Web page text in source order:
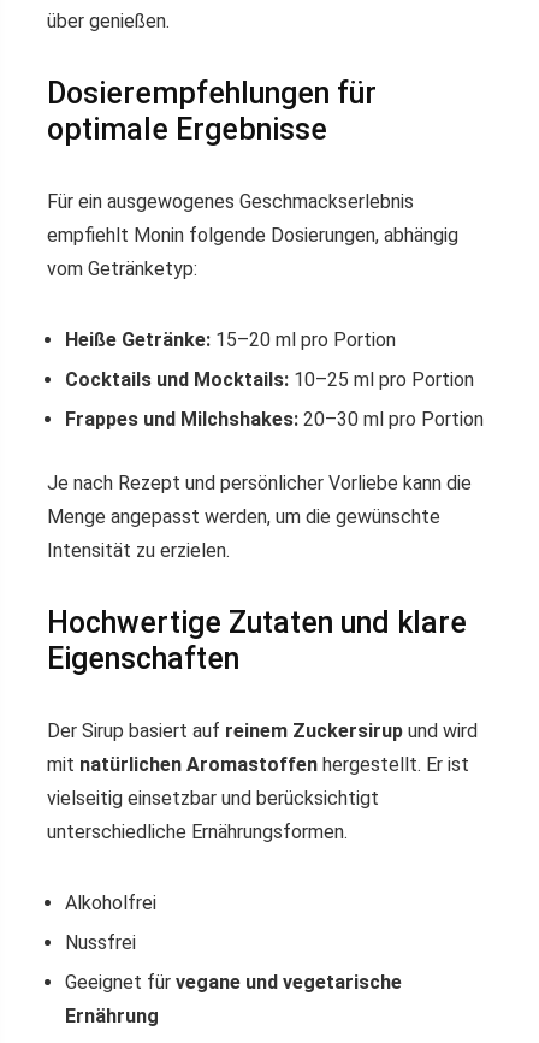
über genießen.
Dosierempfehlungen für
optimale Ergebnisse
Für ein ausgewogenes Geschmackserlebnis
empfiehlt Monin folgende Dosierungen, abhängig
vom Getränketyp:
Heiße Getränke: 15–20 ml pro Portion
Cocktails und Mocktails: 10–25 ml pro Portion
Frappes und Milchshakes: 20–30 ml pro Portion
Je nach Rezept und persönlicher Vorliebe kann die
Menge angepasst werden, um die gewünschte
Intensität zu erzielen.
Hochwertige Zutaten und klare
Eigenschaften
Der Sirup basiert auf reinem Zuckersirup und wird
mit natürlichen Aromastoffen hergestellt. Er ist
vielseitig einsetzbar und berücksichtigt
unterschiedliche Ernährungsformen.
Alkoholfrei
Nussfrei
Geeignet für vegane und vegetarische
Ernährung